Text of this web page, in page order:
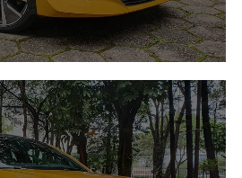
4
amet consectetur adipiscing elit